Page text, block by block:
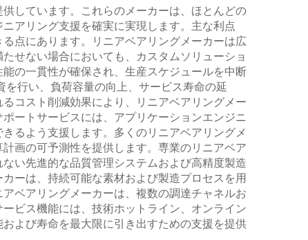
しています。これらのメーカーは、ほとんどの
アリング支援を確実に実現します。主な利点
点にあります。リニアベアリングメーカーは広
せない場合においても、カスタムソリューショ
の一貫性が確保され、生産スケジュールを中断
行い、負荷容量の向上、サービス寿命の延
コスト削減効果により、リニアベアリングメー
ートサービスには、アプリケーションエンジニ
るよう支援します。多くのリニアベアリングメ
画の可予測性を提供します。専業のリニアベア
い先進的な品質管理システムおよび高精度製造
ーは、持続可能な素材および製造プロセスを用
ベアリングメーカーは、複数の調達チャネルお
ビス機能には、技術ホットライン、オンライン
よび寿命を最大限に引き出すための支援を提供